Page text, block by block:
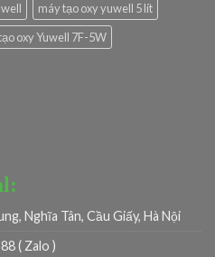
máy tạo oxy yuwell 5 lít
oxy Yuwell 7F-5W
Nghĩa Tân, Cầu Giấy, Hà Nội
( Zalo )